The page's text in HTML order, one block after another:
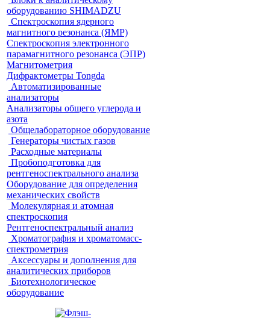
оборудованию SHIMADZU
Спектроскопия ядерного
магнитного резонанса (ЯМР)
Спектроскопия электронного
парамагнитного резонанса (ЭПР)
Магнитометрия
Дифрактометры Tongda
Автоматизированные
анализаторы
Анализаторы общего углерода и
азота
Общелабораторное оборудование
Генераторы чистых газов
Расходные материалы
Пробоподготовка для
рентгеноспектрального анализа
Оборудование для определения
механических свойств
Молекулярная и атомная
спектроскопия
Рентгеноспектральный анализ
Хроматография и хроматомасс-
спектрометрия
Аксессуары и дополнения для
аналитических приборов
Биотехнологическое
оборудование